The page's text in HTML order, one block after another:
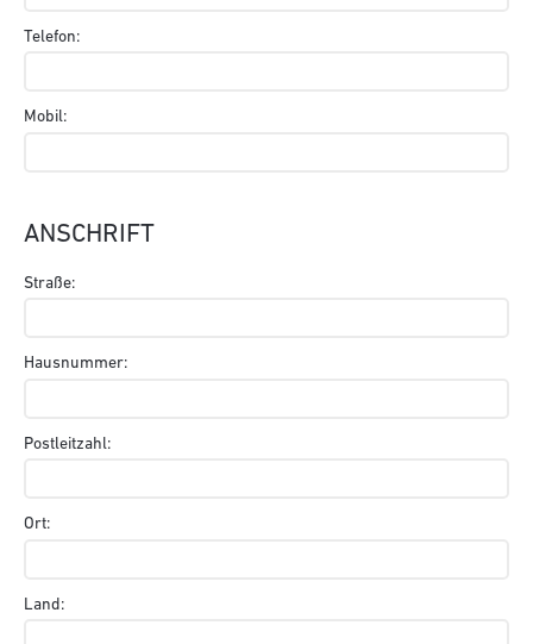
Telefon:
Mobil:
ANSCHRIFT
Straße:
Hausnummer:
Postleitzahl:
Ort:
Land: